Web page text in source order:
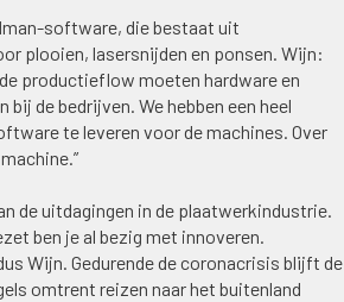
software, die bestaat uit
plooien, lasersnijden en ponsen. Wijn:
productieflow moeten hardware en
de bedrijven. We hebben een heel
te leveren voor de machines. Over
de uitdagingen in de plaatwerkindustrie.
ben je al bezig met innoveren.
Wijn. Gedurende de coronacrisis blijft de
omtrent reizen naar het buitenland